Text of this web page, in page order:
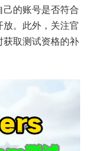
的账号是否符合
。此外，关注官
取测试资格的补